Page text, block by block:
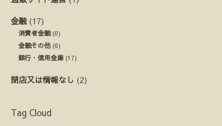
金融 (17)
消費者金融(0)
金融その他 (0)
銀行・信用金庫 (17)
閉店又は情報なし (2)
Tag Cloud